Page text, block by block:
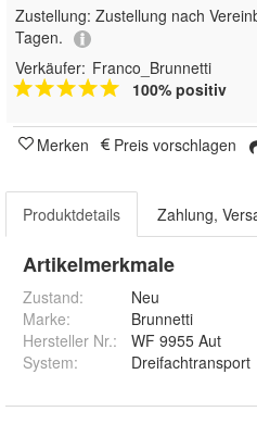
Zustellung: Zustellung nach
Tagen.
Verkäufer: Franco_Brunnetti
100% positiv
Merken Preis vorschlagen
Produktdetails Zahlung,
Artikelmerkmale
Zustand:
Neu
Marke:
Brunnetti
Hersteller Nr.:
WF 9955 Aut
System: Dreifachtransport